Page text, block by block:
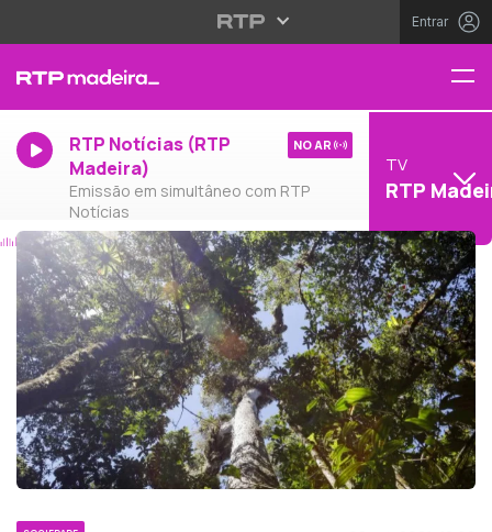
Entrar
RTP Notícias (RTP
Madeira)
Emissão em simultâneo com RTP
Notícias
NO AR
TV
RTP